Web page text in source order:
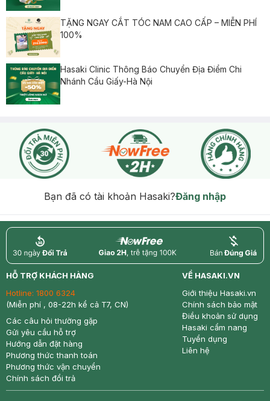
TẶNG NGAY CẮT TÓC NAM CAO CẤP – MIỄN PHÍ
100%
Hasaki Clinic Thông Báo Chuyển Địa Điểm Chi
Nhánh Cầu Giấy-Hà Nội
Bạn đã có tài khoản Hasaki?Đăng nhập
return nowfree price
HỖ TRỢ KHÁCH HÀNG
Hotline: 1800 6324
(Miễn phí , 08-22h kể cả T7, CN)
Các câu hỏi thường gặp
Gửi yêu cầu hỗ trợ
Hướng dẫn đặt hàng
Phương thức thanh toán
Phương thức vận chuyển
Chính sách đổi trả
VỀ HASAKI.VN
Giới thiệu Hasaki.vn
Chính sách bảo mật
Điều khoản sử dụng
Hasaki cẩm nang
Tuyển dụng
Liên hệ